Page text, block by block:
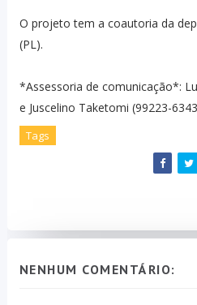
O projeto tem a coautoria da
(PL).
*Assessoria de comunicação*:
e Juscelino Taketomi (99223-
Tags
NENHUM COMENTÁRIO: